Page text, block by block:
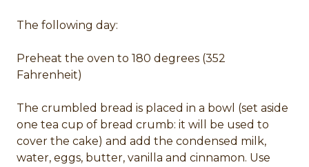
The following day:
Preheat the oven to 180 degrees (352
Fahrenheit)
The crumbled bread is placed in a bowl (set aside
one tea cup of bread crumb: it will be used to
cover the cake) and add the condensed milk,
water, eggs, butter, vanilla and cinnamon. Use